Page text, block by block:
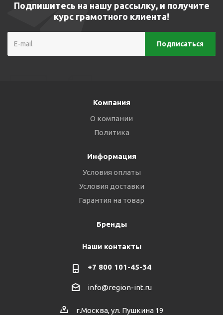
Подпишитесь на нашу рассылку, и получите
курс грамотного клиента!
Компания
О компании
Политика
Информация
Условия оплаты
Условия доставки
Гарантия на товар
Бренды
Наши контакты
+7 800 101-45-34
info@region-int.ru
г.Москва, ул. Пушкина 19